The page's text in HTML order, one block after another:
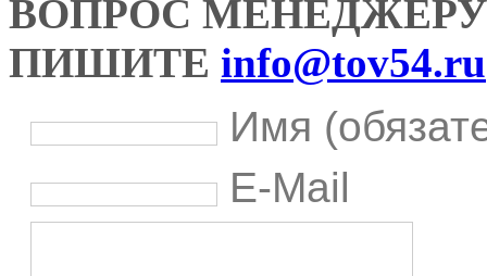
ВОПРОС
ПИШИТЕ info@tov54.ru
Имя
E-Mail